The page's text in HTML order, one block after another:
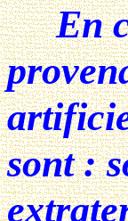
En
sont :